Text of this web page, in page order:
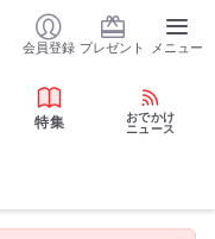
会員登録 プレゼント メニュー
特集
おでかけ
ニュース